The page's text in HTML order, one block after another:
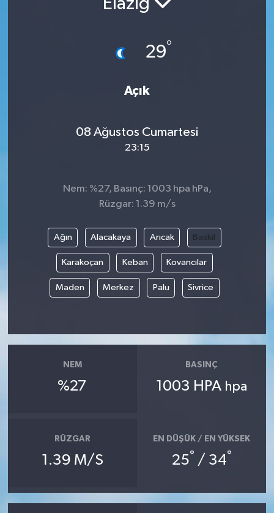
Elazığ
29°
Açık
08 Ağustos Cumartesi
23:15
Nem: %27, Basınç: 1003 hpa hPa,
Rüzgar: 1.39 m/s
Ağın Alacakaya Arıcak Baskil
Karakoçan Keban Kovancılar
Maden Merkez Palu Sivrice
NEM
%27
BASINÇ
1003 HPA hpa
RÜZGAR
1.39 M/S
EN DÜŞÜK / EN YÜKSEK
25° / 34°